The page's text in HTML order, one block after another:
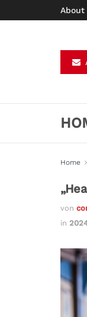
About
Home
von
in